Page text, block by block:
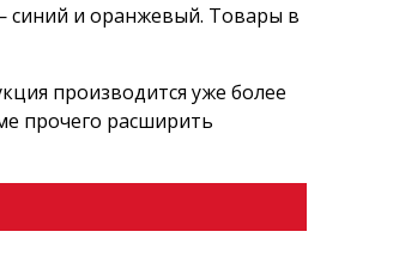
синий и оранжевый. Товары в
производится уже более
прочего расширить